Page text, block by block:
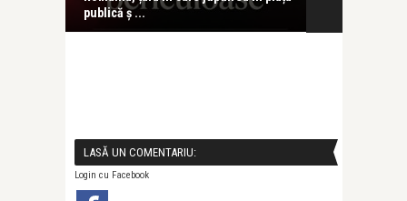
publică ș ...
LASĂ UN COMENTARIU:
Login cu Facebook